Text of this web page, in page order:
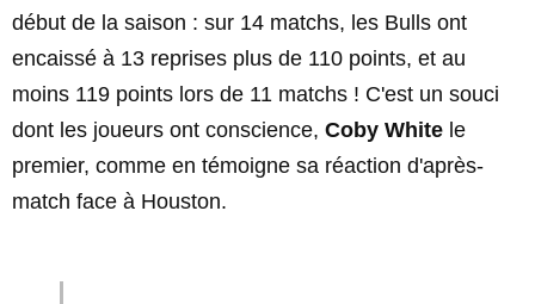
début de la saison : sur 14 matchs, les Bulls ont
encaissé à 13 reprises plus de 110 points, et au
moins 119 points lors de 11 matchs ! C'est un souci
dont les joueurs ont conscience, Coby White le
premier, comme en témoigne sa réaction d'après-
match face à Houston.